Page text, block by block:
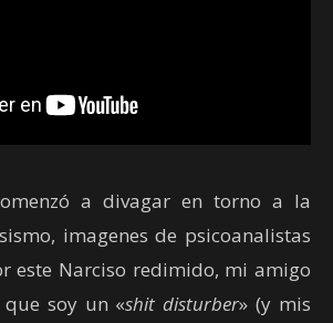
a divagar en torno a la
imagenes de psicoanalistas
este Narciso redimido, mi amigo
soy un «shit disturber» (y mis